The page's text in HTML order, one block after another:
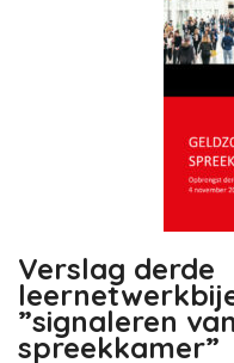
Verslag derde
”signaleren
spreekkamer”